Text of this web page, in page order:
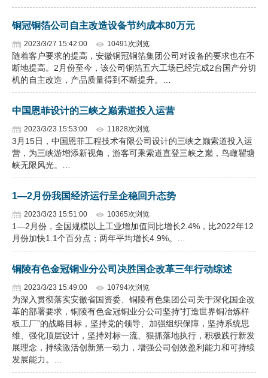
铜冠铜箔公司自主改造设备节约成本80万元
2023/3/27 15:42:00 10491次浏览
随着客户要求的提高，安徽铜冠铜箔集团公司对设备的要求也在不
断地提高。2月份至今，该公司铜箔五六工场已经完成2台国产分切
机的自主改造，产品质量得到不断提升。…
中国恩菲设计的三峡之巅索道投入运营
2023/3/23 15:53:00 11828次浏览
3月15日，中国恩菲工程技术有限公司设计的三峡之巅索道投入运
营，为三峡游增添新视角，游客可乘索道直登三峡之巅，鸟瞰瞿塘
峡无限风光。…
1—2月份我国经济运行呈企稳回升态势
2023/3/23 15:51:00 10365次浏览
1—2月份，全国规模以上工业增加值同比增长2.4%，比2022年12
月份加快1.1个百分点；两年平均增长4.9%。…
铜陵有色金冠铜业分公司决胜国企改革三年行动综述
2023/3/23 15:49:00 10794次浏览
为深入贯彻落实安徽省国资委、铜陵有色集团公司关于深化国企改
革的部署要求，铜陵有色金冠铜业分公司坚持“打造世界铜冶炼样
板工厂”的战略目标，坚持党的领导、加强组织保障，坚持系统思
维、强化顶层设计，坚持对标一流、狠抓落地执行，积极践行新发
展理念，持续激活创新第一动力，增强公司创效盈利能力和可持续
发展能力。…